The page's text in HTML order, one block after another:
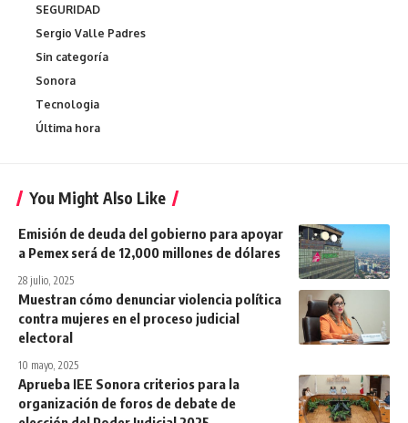
SEGURIDAD
Sergio Valle Padres
Sin categoría
Sonora
Tecnologia
Última hora
You Might Also Like
Emisión de deuda del gobierno para apoyar
a Pemex será de 12,000 millones de dólares
28 julio, 2025
Muestran cómo denunciar violencia política
contra mujeres en el proceso judicial
electoral
10 mayo, 2025
Aprueba IEE Sonora criterios para la
organización de foros de debate de